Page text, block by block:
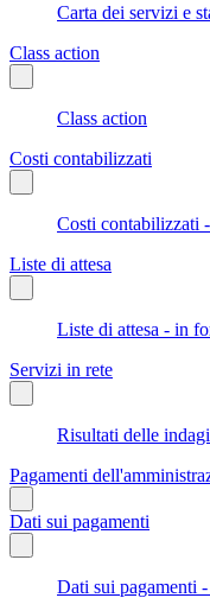
Carta dei servizi e
Class action
Class action
Costi contabilizzati
Costi contabilizzati
Liste di attesa
Liste di attesa - in
Servizi in rete
Risultati delle
Pagamenti
Dati sui pagamenti
Dati sui pagamenti